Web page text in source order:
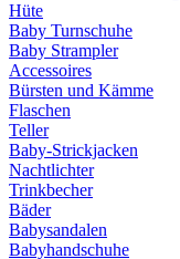
Hüte
Baby Turnschuhe
Baby Strampler
Accessoires
Bürsten und Kämme
Flaschen
Teller
Baby-Strickjacken
Nachtlichter
Trinkbecher
Bäder
Babysandalen
Babyhandschuhe